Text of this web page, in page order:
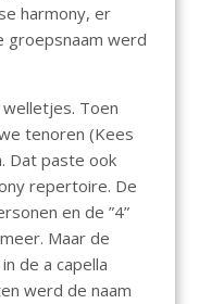
harmony, er
groepsnaam werd
Toen
tenoren (Kees
Dat paste ook
repertoire. De
en de ”4”
Maar de
de a capella
werd de naam